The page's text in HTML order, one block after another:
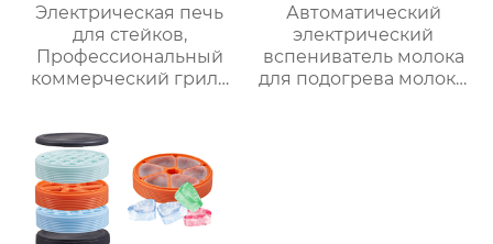
Электрическая печь
для стейков,
Профессиональный
коммерческий гриль
слойный гриль,
Постоянная
температура 800℃,
Нержавеющая сталь
Автоматический
электрический
вспениватель молока
для подогрева молока,